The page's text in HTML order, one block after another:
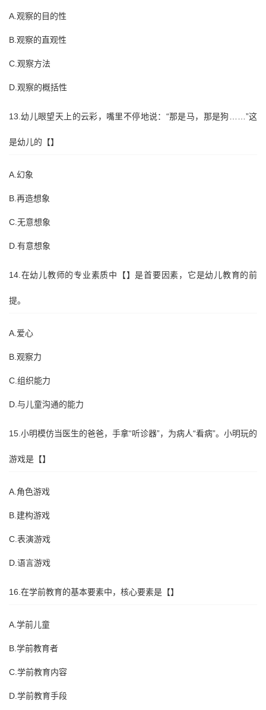
A.观察的目的性
B.观察的直观性
C.观察方法
D.观察的概括性
13.幼儿眼望天上的云彩，嘴里不停地说：“那是马，那是狗……”这
是幼儿的【】
A.幻象
B.再造想象
C.无意想象
D.有意想象
14.在幼儿教师的专业素质中【】是首要因素，它是幼儿教育的前
提。
A.爱心
B.观察力
C.组织能力
D.与儿童沟通的能力
15.小明模仿当医生的爸爸，手拿“听诊器”，为病人“看病”。小明玩的
游戏是【】
A.角色游戏
B.建构游戏
C.表演游戏
D.语言游戏
16.在学前教育的基本要素中，核心要素是【】
A.学前儿童
B.学前教育者
C.学前教育内容
D.学前教育手段